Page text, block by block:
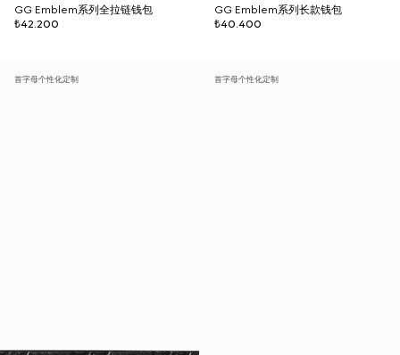
GG Emblem系列全拉链钱包
₺42.200
GG Emblem系列长款钱包
₺40.400
首字母个性化定制 首字母个性化定制